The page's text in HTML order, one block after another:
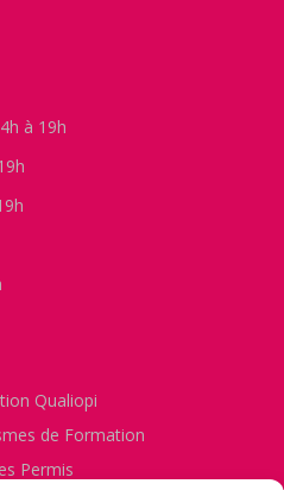
à 19h
Qualiopi
de Formation
Permis